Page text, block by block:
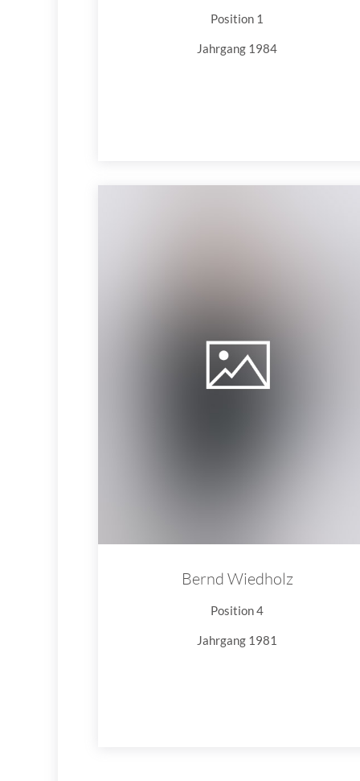
Position 1
Jahrgang 1984
Bernd Wiedholz
Position 4
Jahrgang 1981